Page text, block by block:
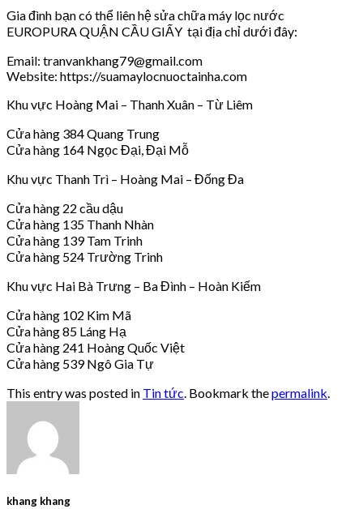
Gia đình bạn có thể liên hệ sửa chữa máy lọc nước
EUROPURA QUẬN CẦU GIẤY tại địa chỉ dưới đây:
Email: tranvankhang79@gmail.com
Website: https://suamaylocnuoctainha.com
Khu vực Hoàng Mai – Thanh Xuân – Từ Liêm
Cửa hàng 384 Quang Trung
Cửa hàng 164 Ngọc Đại, Đại Mỗ
Khu vực Thanh Trì – Hoàng Mai – Đống Đa
Cửa hàng 22 cầu dậu
Cửa hàng 135 Thanh Nhàn
Cửa hàng 139 Tam Trinh
Cửa hàng 524 Trường Trinh
Khu vực Hai Bà Trưng – Ba Đình – Hoàn Kiếm
Cửa hàng 102 Kim Mã
Cửa hàng 85 Láng Hạ
Cửa hàng 241 Hoàng Quốc Việt
Cửa hàng 539 Ngô Gia Tự
This entry was posted in Tin tức . Bookmark thepermalink
khang khang